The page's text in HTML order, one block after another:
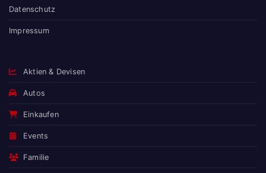
Datenschutz
Impressum
Aktien & Devisen
Autos
Einkaufen
Events
Familie